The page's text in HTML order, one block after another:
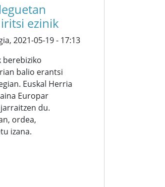
ezinik
2021-05-19 - 17:13
balio erantsi
Euskal Herria
Europar
du.
ordea,
izana.